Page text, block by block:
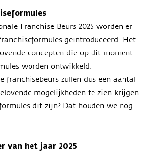
Franchise Beurs 2025 worden er
geïntroduceerd. Het
concepten die op dit moment
worden ontwikkeld.
franchisebeurs zullen dus een aantal
mogelijkheden te zien krijgen.
dit zijn? Dat houden we nog
van het jaar 2025